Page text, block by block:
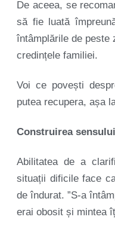
De aceea, se
să fie luată
întâmplările de peste
credințele familiei.
Voi ce povești
putea recupera, așa
Construirea
Abilitatea de a
situații dificile face
de îndurat. ”S-a
erai obosit și mintea